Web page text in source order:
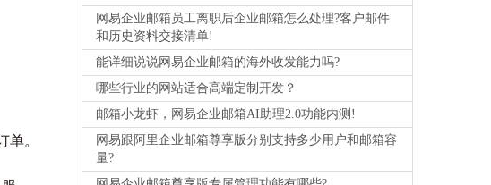
。
网易企业邮箱员工离职后企业邮箱怎么处理?客户邮件
和历史资料交接清单!
能详细说说网易企业邮箱的海外收发能力吗?
哪些行业的网站适合高端定制开发？
邮箱小龙虾，网易企业邮箱AI助理2.0功能内测!
网易跟阿里企业邮箱尊享版分别支持多少用户和邮箱容
量?